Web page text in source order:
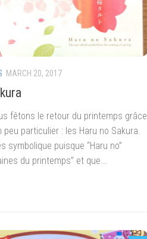
MARCH 20, 2017
fêtons le retour du printemps grâce
peu particulier : les Haru no Sakura.
symbolique puisque “Haru no”
du printemps” et que...